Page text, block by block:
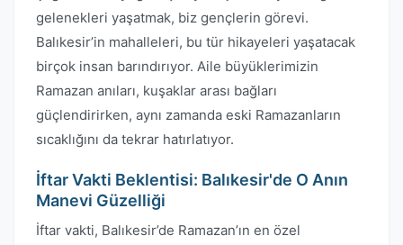
gelenekleri yaşatmak, biz gençlerin görevi.
Balıkesir’in mahalleleri, bu tür hikayeleri yaşatacak
birçok insan barındırıyor. Aile büyüklerimizin
Ramazan anıları, kuşaklar arası bağları
güçlendirirken, aynı zamanda eski Ramazanların
sıcaklığını da tekrar hatırlatıyor.
İftar Vakti Beklentisi: Balıkesir'de O Anın
Manevi Güzelliği
İftar vakti, Balıkesir’de Ramazan’ın en özel